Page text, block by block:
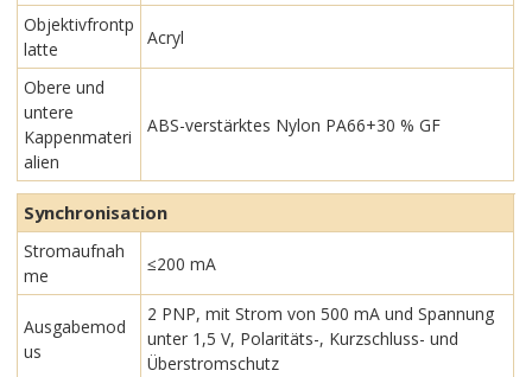
Objektivfrontp
latte
Acryl
Obere und
untere
Kappenmateri
alien
ABS-verstärktes Nylon PA66+30 % GF
Synchronisation
Stromaufnah
me
≤200 mA
Ausgabemod
us
2 PNP, mit Strom von 500 mA und Spannung
unter 1,5 V, Polaritäts-, Kurzschluss- und
Überstromschutz